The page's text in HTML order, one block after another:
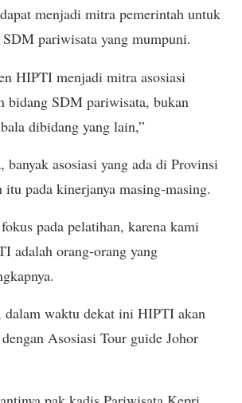
menjadi mitra pemerintah untuk
pariwisata yang mumpuni.
HIPTI menjadi mitra asosiasi
bidang SDM pariwisata, bukan
dibidang yang lain,”
banyak asosiasi yang ada di Provinsi
pada kinerjanya masing-masing.
pada pelatihan, karena kami
adalah orang-orang yang
dalam waktu dekat ini HIPTI akan
Asosiasi Tour guide Johor